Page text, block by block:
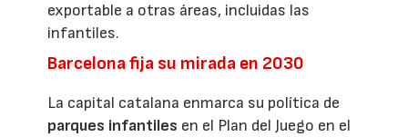
exportable a otras áreas, incluidas las
infantiles.
Barcelona fija su mirada en 2030
La capital catalana enmarca su política de
parques infantiles en el Plan del Juego en el